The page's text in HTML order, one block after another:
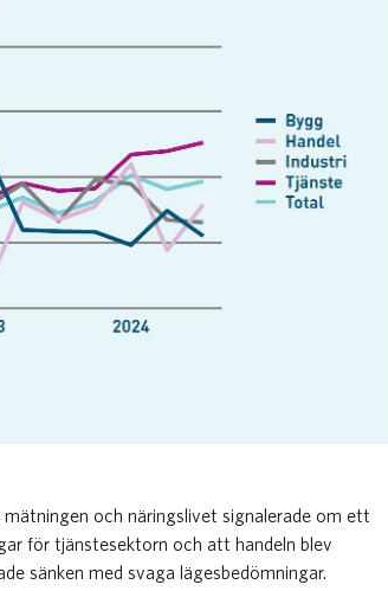
och näringslivet signalerade om ett
för tjänstesektorn och att handeln blev
sänken med svaga lägesbedömningar.